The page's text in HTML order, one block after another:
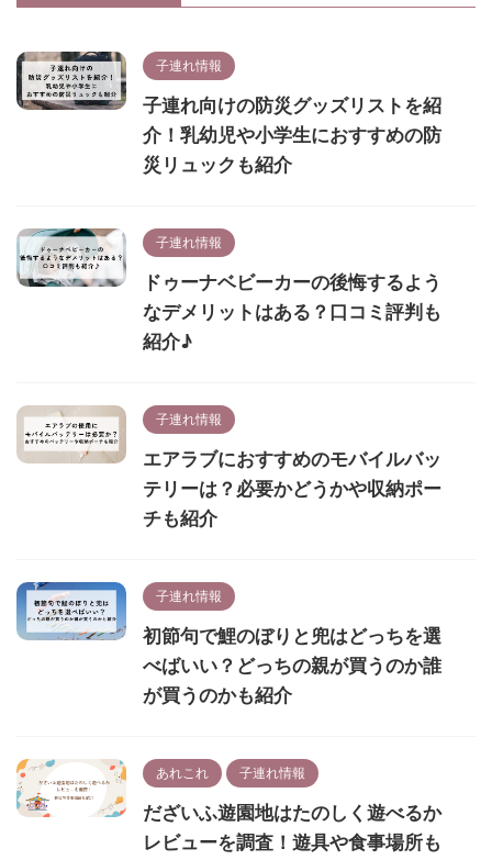
子連れ情報
子連れ向けの防災グッズリストを紹
介！乳幼児や小学生におすすめの防
災リュックも紹介
子連れ情報
ドゥーナベビーカーの後悔するよう
なデメリットはある？口コミ評判も
紹介♪
子連れ情報
エアラブにおすすめのモバイルバッ
テリーは？必要かどうかや収納ポー
チも紹介
子連れ情報
初節句で鯉のぼりと兜はどっちを選
べばいい？どっちの親が買うのか誰
が買うのかも紹介
あれこれ 子連れ情報
だざいふ遊園地はたのしく遊べるか
レビューを調査！遊具や食事場所も